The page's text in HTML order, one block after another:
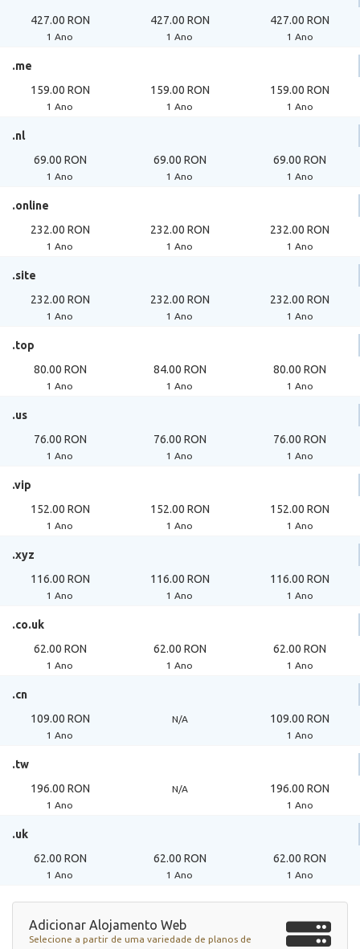
427.00 RON
1 Ano
427.00 RON
1 Ano
427.00 RON
1 Ano
.me
159.00 RON
1 Ano
159.00 RON
1 Ano
159.00 RON
1 Ano
.nl
69.00 RON
1 Ano
69.00 RON
1 Ano
69.00 RON
1 Ano
.online
232.00 RON
1 Ano
232.00 RON
1 Ano
232.00 RON
1 Ano
.site
232.00 RON
1 Ano
232.00 RON
1 Ano
232.00 RON
1 Ano
.top
80.00 RON
1 Ano
84.00 RON
1 Ano
80.00 RON
1 Ano
.us
76.00 RON
1 Ano
76.00 RON
1 Ano
76.00 RON
1 Ano
.vip
152.00 RON
1 Ano
152.00 RON
1 Ano
152.00 RON
1 Ano
.xyz
116.00 RON
1 Ano
116.00 RON
1 Ano
116.00 RON
1 Ano
.co.uk
62.00 RON
1 Ano
62.00 RON
1 Ano
62.00 RON
1 Ano
.cn
109.00 RON
1 Ano
N/A 109.00 RON
1 Ano
.tw
196.00 RON
1 Ano
N/A 196.00 RON
1 Ano
.uk
62.00 RON
1 Ano
62.00 RON
1 Ano
62.00 RON
1 Ano
Adicionar Alojamento Web
Selecione a partir de uma variedade de planos de